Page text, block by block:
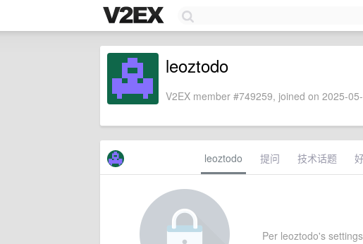
leoztodo
V2EX member #749259, joined on 2025-
leoztodo 提问 技术话题
Per leoztodo's